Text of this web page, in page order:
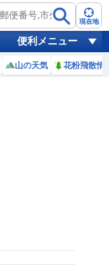
現在地
便利メニュー
山の天気 花粉飛散情報